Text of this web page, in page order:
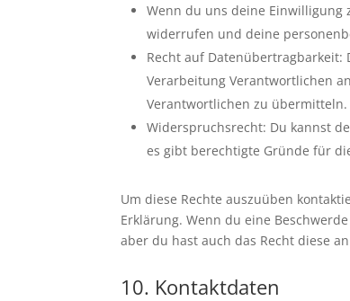
Wenn du uns deine Einwilligung
widerrufen und deine
Recht auf Datenübertragbarkeit:
Verarbeitung Verantwortlichen
Verantwortlichen zu übermitteln.
Widerspruchsrecht: Du kannst
es gibt berechtigte Gründe für
Um diese Rechte auszuüben
Erklärung. Wenn du eine
aber du hast auch das Recht diese
10. Kontaktdaten